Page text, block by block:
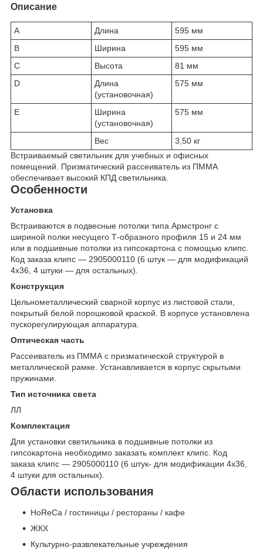
Описание
A Длина
595 мм
B
Ширина
595 мм
C
Высота
81 мм
D
Длина
(установочная)
575 мм
E
Ширина
(установочная)
575 мм
Вес
3,50 кг
Встраиваемый светильник для учебных и офисных
помещений. Призматический рассеиватель из ПММА
обеспечивает высокий КПД светильника.
Особенности
Установка
Встраиваются в подвесные потолки типа Армстронг с
шириной полки несущего Т-образного профиля 15 и 24 мм
или в подшивные потолки из гипсокартона с помощью клипс.
Код заказа клипс — 2905000110 (6 штук — для модификаций
4х36, 4 штуки — для остальных).
Конструкция
Цельнометаллический сварной корпус из листовой стали,
покрытый белой порошковой краской. В корпусе установлена
пускорегулирующая аппаратура.
Оптическая часть
Рассеиватель из ПММА с призматической структурой в
металлической рамке. Устанавливается в корпус скрытыми
пружинами.
Тип источника света
ЛЛ
Комплектация
Для установки светильника в подшивные потолки из
гипсокартона необходимо заказать комплект клипс. Код
заказа клипс — 2905000110 (6 штук- для модификации 4x36,
4 штуки для остальных).
Области использования
HoReCa / гостиницы / рестораны / кафе
ЖКХ
Культурно-развлекательные учреждения